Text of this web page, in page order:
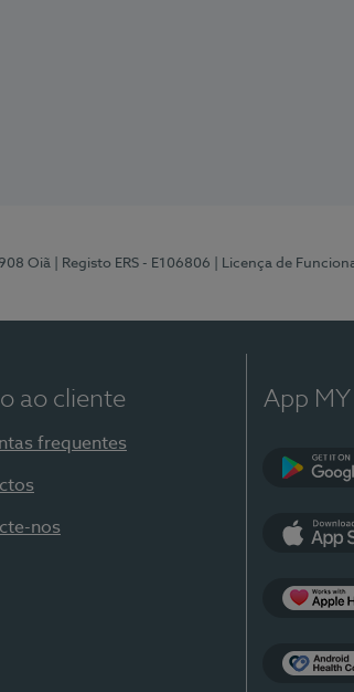
Oiã | Registo ERS - E106806 | Licença de
ao cliente
frequentes
nos
App MY